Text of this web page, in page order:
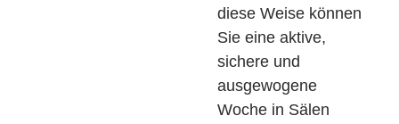
diese Weise können
Sie eine aktive,
sichere und
ausgewogene
Woche in Sälen